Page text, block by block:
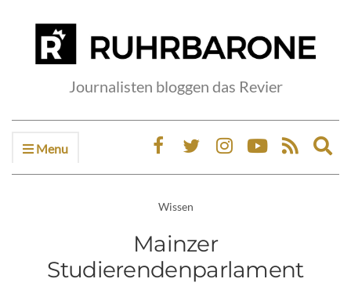
Journalisten bloggen das Revier
Menu
Wissen
Mainzer
Studierendenparlament